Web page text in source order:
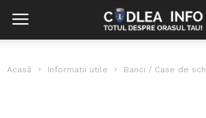
Acasă Informatii utile Banci / Case de